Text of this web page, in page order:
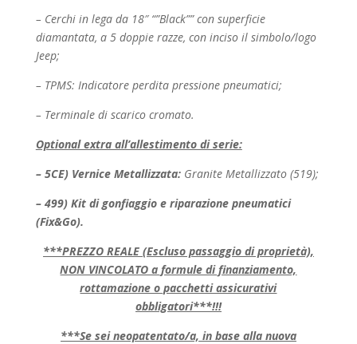
– Cerchi in lega da 18″ “”Black”” con superficie
diamantata, a 5 doppie razze, con inciso ilsimbolo/logo
Jeep;
– TPMS: Indicatore perdita pressione pneumatici;
– Terminale di scarico cromato.
Optional extra all’allestimento di serie:
– 5CE) Vernice Metallizzata:Granite Metallizzato (519);
– 499)Kit di gonfiaggio e riparazione pneumatici
(Fix&Go).
***PREZZO REALE (Escluso passaggio di proprietà),
NON VINCOLATO a formule di finanziamento,
rottamazione o pacchetti assicurativi
obbligatori***!!!
***Se sei neopatentato/a, in base alla nuova